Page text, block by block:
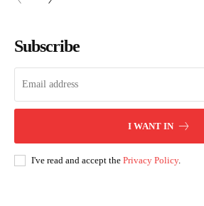
Subscribe
I WANT IN
I've read and accept the Privacy Policy.